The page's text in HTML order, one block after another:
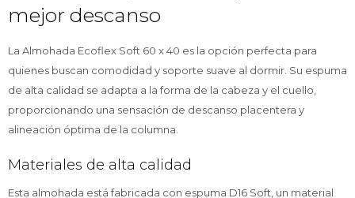
mejor descanso
La Almohada Ecoflex Soft 60 x 40 es la opción perfecta para
quienes buscan comodidad y soporte suave al dormir. Su espuma
de alta calidad se adapta a la forma de la cabeza y el cuello,
proporcionando una sensación de descanso placentera y
alineación óptima de la columna.
Materiales de alta calidad
Esta almohada está fabricada con espuma D16 Soft, un material